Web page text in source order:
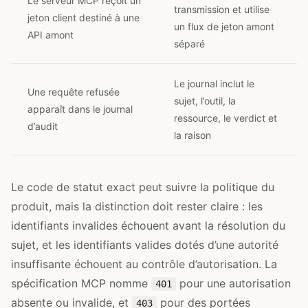
jeton client destiné à une
API amont
transmission et utilise
un flux de jeton amont
séparé
Une requête refusée
apparaît dans le journal
d’audit
Le journal inclut le
sujet, l’outil, la
ressource, le verdict et
la raison
Le code de statut exact peut suivre la politique du
produit, mais la distinction doit rester claire : les
identifiants invalides échouent avant la résolution du
sujet, et les identifiants valides dotés d’une autorité
insuffisante échouent au contrôle d’autorisation. La
spécification MCP nomme
401
pour une autorisation
absente ou invalide, et
403 pour des portées